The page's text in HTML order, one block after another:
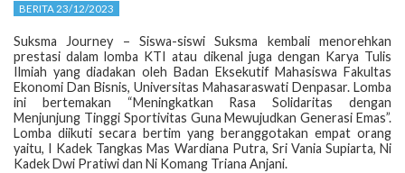
BERITA 23/12/2023
Suksma Journey – Siswa-siswi Suksma kembali menorehkan
prestasi dalam lomba KTI atau dikenal juga dengan Karya Tulis
Ilmiah yang diadakan oleh Badan Eksekutif Mahasiswa Fakultas
Ekonomi Dan Bisnis, Universitas Mahasaraswati Denpasar. Lomba
ini bertemakan “Meningkatkan Rasa Solidaritas dengan
Menjunjung Tinggi Sportivitas Guna Mewujudkan Generasi Emas”.
Lomba diikuti secara bertim yang beranggotakan empat orang
yaitu, I Kadek Tangkas Mas Wardiana Putra, Sri Vania Supiarta, Ni
Kadek Dwi Pratiwi dan Ni Komang Triana Anjani.